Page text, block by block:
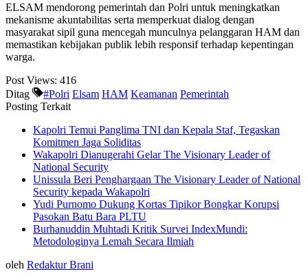
ELSAM mendorong pemerintah dan Polri untuk meningkatkan
mekanisme akuntabilitas serta memperkuat dialog dengan
masyarakat sipil guna mencegah munculnya pelanggaran HAM dan
memastikan kebijakan publik lebih responsif terhadap kepentingan
warga.
Post Views: 416
Ditag
#Polri Elsam HAM Keamanan Pemerintah
Posting Terkait
Kapolri Temui Panglima TNI dan Kepala Staf, Tegaskan
Komitmen Jaga Soliditas
Wakapolri Dianugerahi Gelar The Visionary Leader of
National Security
Unissula Beri Penghargaan The Visionary Leader of National
Security kepada Wakapolri
Yudi Purnomo Dukung Kortas Tipikor Bongkar Korupsi
Pasokan Batu Bara PLTU
Burhanuddin Muhtadi Kritik Survei IndexMundi:
Metodologinya Lemah Secara Ilmiah
oleh Redaktur Brani